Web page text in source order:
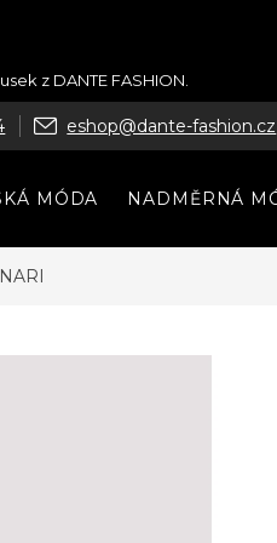
z DANTE FASHION.
eshop@dante-fashion.cz
MÓDA NADMĚRNÁ